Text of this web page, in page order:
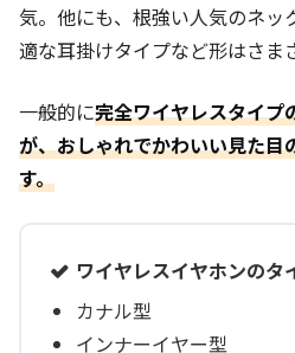
気。他にも、根強い人気のネッ
適な耳掛けタイプなど形はさま
一般的に完全ワイヤレスタイプ
が、おしゃれでかわいい見た目
す。
ワイヤレスイヤホンのタ
カナル型
インナーイヤー型